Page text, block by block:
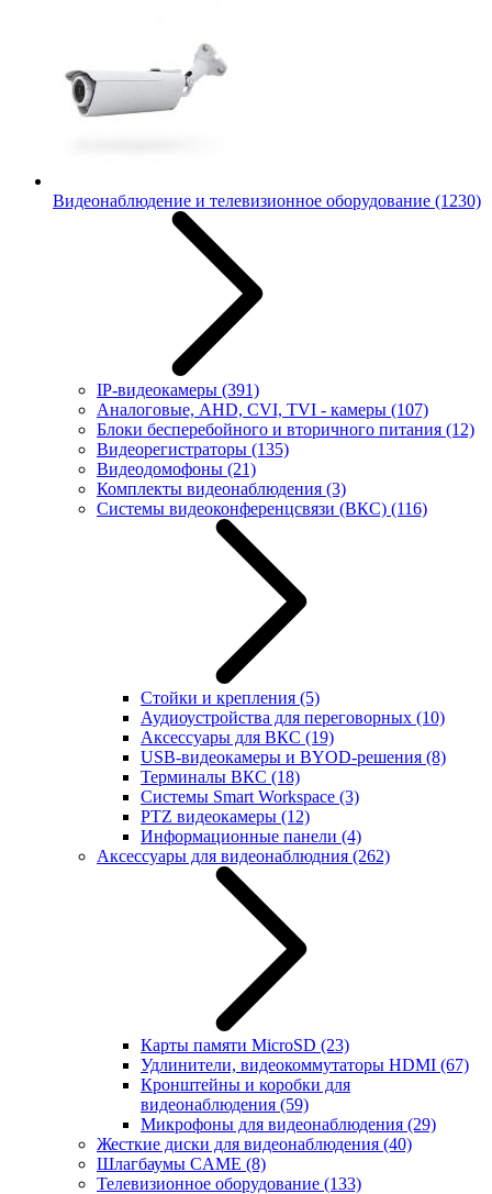
Видеонаблюдение и телевизионное оборудование (1230)
IP-видеокамеры (391)
Аналоговые, AHD, CVI, TVI - камеры (107)
Блоки бесперебойного и вторичного питания (12)
Видеорегистраторы (135)
Видеодомофоны (21)
Комплекты видеонаблюдения (3)
Системы видеоконференцсвязи (ВКС) (116)
Стойки и крепления (5)
Аудиоустройства для переговорных (10)
Аксессуары для ВКС (19)
USB-видеокамеры и BYOD-решения (8)
Терминалы ВКС (18)
Системы Smart Workspace (3)
PTZ видеокамеры (12)
Информационные панели (4)
Аксессуары для видеонаблюдния (262)
Карты памяти MicroSD (23)
Удлинители, видеокоммутаторы HDMI (67)
Кронштейны и коробки для
видеонаблюдения (59)
Микрофоны для видеонаблюдения (29)
Жесткие диски для видеонаблюдения (40)
Шлагбаумы CAME (8)
Телевизионное оборудование (133)